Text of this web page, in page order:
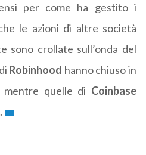
per come ha gestito i
le azioni di altre società
sono crollate sull’onda del
Robinhood hanno chiuso in
quelle di Coinbase